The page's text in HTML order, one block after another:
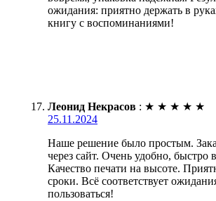
ожидания: приятно держать в
книгу с воспоминаниями!
Леонид Некрасов : ★ ★ ★ ★ ★
25.11.2024
Наше решение было простым.
через сайт. Очень удобно, быстро
Качество печати на высоте.
сроки. Всё соответствует
пользоваться!